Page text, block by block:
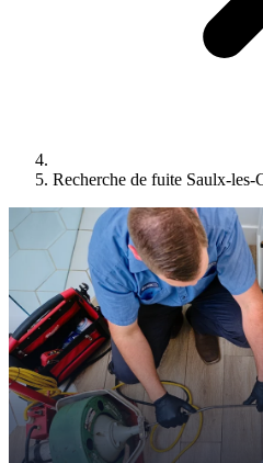
Recherche de fuite Saulx-les-